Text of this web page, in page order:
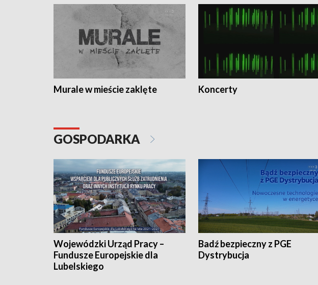
Murale w mieście zaklęte Koncerty
GOSPODARKA
Wojewódzki Urząd Pracy –
Fundusze Europejskie dla
Lubelskiego
Badź bezpieczny z PGE
Dystrybucja